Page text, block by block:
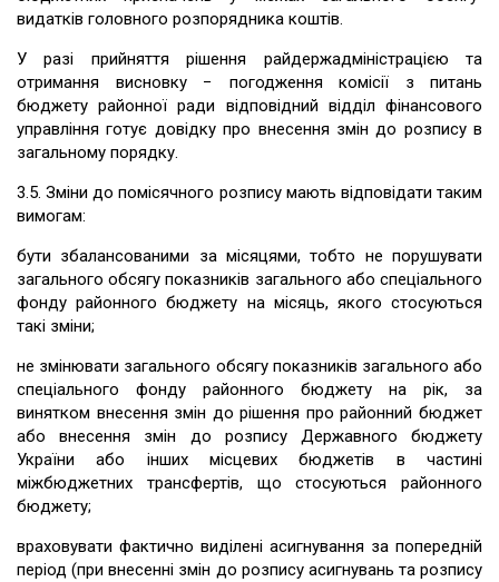
видатків головного розпорядника коштів.
У разі прийняття рішення райдержадміністрацією та
отримання висновку − погодження комісії з питань
бюджету районної ради відповідний відділ фінансового
управління готує довідку про внесення змін до розпису в
загальному порядку.
3.5. Зміни до помісячного розпису мають відповідати таким
вимогам:
бути збалансованими за місяцями, тобто не порушувати
загального обсягу показників загального або спеціального
фонду районного бюджету на місяць, якого стосуються
такі зміни;
не змінювати загального обсягу показників загального або
спеціального фонду районного бюджету на рік, за
винятком внесення змін до рішення про районний бюджет
або внесення змін до розпису Державного бюджету
України або інших місцевих бюджетів в частині
міжбюджетних трансфертів, що стосуються районного
бюджету;
враховувати фактично виділені асигнування за попередній
період (при внесенні змін до розпису асигнувань та розпису